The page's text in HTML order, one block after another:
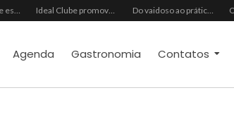
Grupo Chocolate estreia na Europa com primeira turnê internacional Ideal Clube promove programação especial para celebrar o Dia dos Pais com música, gastronomia e lazer para toda a família Do vaidoso ao prático: veja lista com ideias de presentes Avon para cada perfil de pai
Agenda Gastronomia Contatos